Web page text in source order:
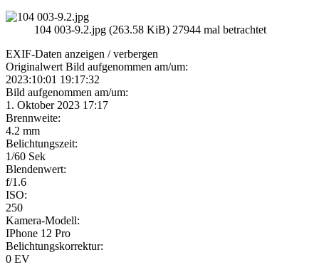
104 003-9.2.jpg (263.58 KiB) 27944 mal betrachtet
EXIF-Daten anzeigen / verbergen
Originalwert Bild aufgenommen am/um:
2023:10:01 19:17:32
Bild aufgenommen am/um:
1. Oktober 2023 17:17
Brennweite:
4.2 mm
Belichtungszeit:
1/60 Sek
Blendenwert:
f/1.6
ISO:
250
Kamera-Modell:
IPhone 12 Pro
Belichtungskorrektur:
0 EV